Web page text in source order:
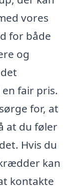
vores
for både
og
fair pris.
for, at
at du føler
Hvis du
kan
kontakte